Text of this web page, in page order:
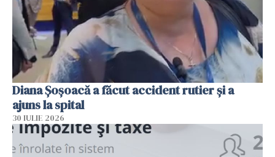
Diana Șoșoacă a făcut accident rutier și a
ajuns la spital
30 IULIE 2026